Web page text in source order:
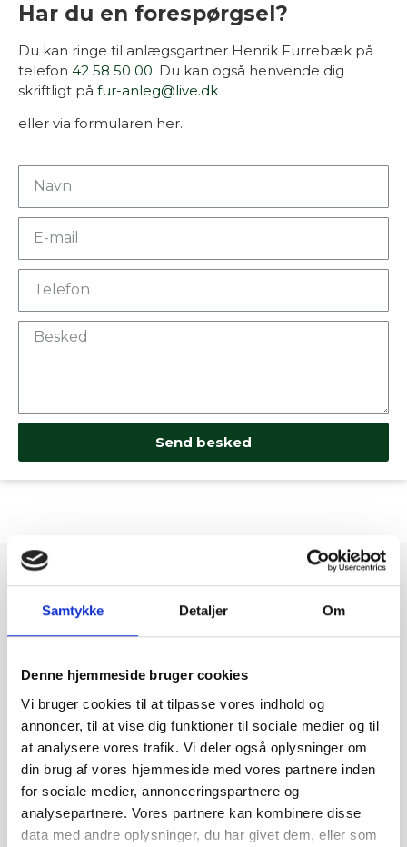
Samtykke Detaljer Om
Denne hjemmeside bruger cookies
Vi bruger cookies til at tilpasse vores indhold og
annoncer, til at vise dig funktioner til sociale medier og til
at analysere vores trafik. Vi deler også oplysninger om
din brug af vores hjemmeside med vores partnere inden
for sociale medier, annonceringspartnere og
analysepartnere. Vores partnere kan kombinere disse
data med andre oplysninger, du har givet dem, eller som
Har du en forespørgsel?
Du kan ringe til anlægsgartner Henrik Furrebæk på
telefon 42 58 50 00. Du kan også henvende dig
skriftligt på fur-anleg@live.dk
eller via formularen her.
Send besked
Anlæg
Virksomheden ejes drives af den passioneret og
ambitiøse anlægsgartner Henrik Furrebæk, som
har været indenfor faget i over 8 år. Dette gør
udførslen af arbejdet er med en stor
baggrundsviden og erfaring, så alle opgaver kan
trygt overlades til Furrebæks Anlæg.